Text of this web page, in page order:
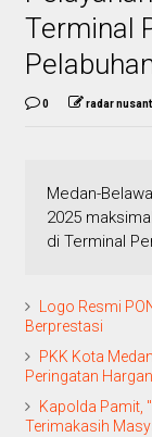
Terminal
0 radar
Medan-
2025
di Terminal
Logo Resmi
Berprestasi
PKK Kota
Peringatan
Kapolda Pamit,
Terimakasih